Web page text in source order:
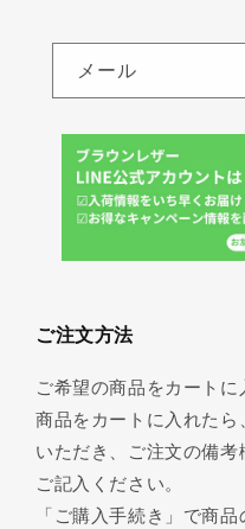
メール
ご注文方法
ご希望の商品をカートに
商品をカートに入れた
いただき、ご注文の備考
ご記入ください。
「ご購入手続き」で商